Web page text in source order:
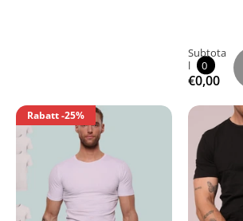
Subtota
l
0
€0,00
Rabatt-25%